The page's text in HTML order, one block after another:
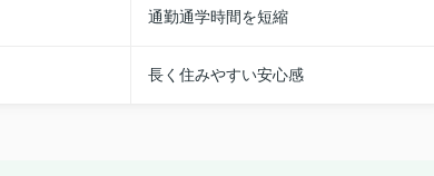
通勤通学時間を短縮
長く住みやすい安心感